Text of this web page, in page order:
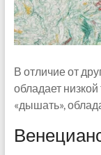
В отличие от
обладает
«дышать»,